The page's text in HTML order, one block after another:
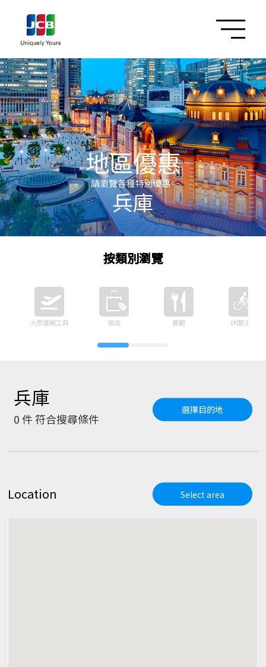
地區優惠
請瀏覽各種特別優惠。
兵庫
按類別瀏覽
大眾運輸工具 商店 餐廳 休閒活動
兵庫
0件 符合搜尋條件
選擇目的地
Location Select area